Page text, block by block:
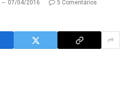
07/04/2016
5 Comentários